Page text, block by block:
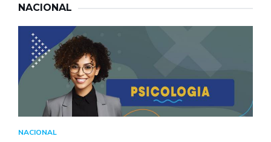
NACIONAL
NACIONAL